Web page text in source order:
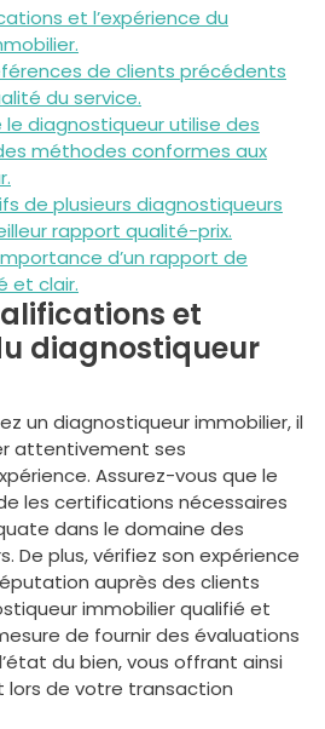
et l’expérience du
de clients précédents
du service.
le diagnostiqueur utilise des
méthodes conformes aux
de plusieurs diagnostiqueurs
rapport qualité-prix.
d’un rapport de
et clair.
et
diagnostiqueur
un diagnostiqueur immobilier, il
attentivement ses
Assurez-vous que le
les certifications nécessaires
dans le domaine des
De plus, vérifiez son expérience
auprès des clients
immobilier qualifié et
de fournir des évaluations
du bien, vous offrant ainsi
lors de votre transaction